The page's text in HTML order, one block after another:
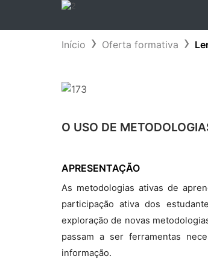
Início Oferta formativa
O USO DE
APRESENTAÇÃO
As metodologias ativas de
participação ativa dos
exploração de novas
passam a ser ferramentas
informação.